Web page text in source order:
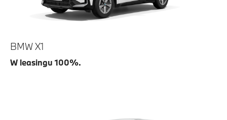
BMW X1
W leasingu 100%.